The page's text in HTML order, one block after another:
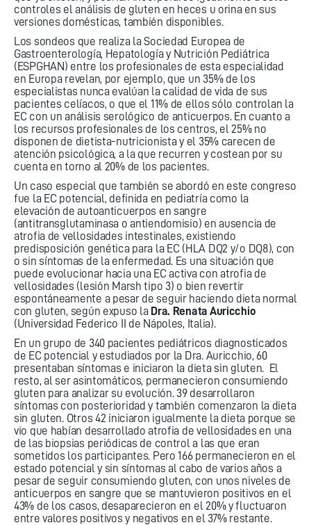
controles el análisis de gluten en heces u orina en sus
versiones domésticas, también disponibles.
Los sondeos que realiza la Sociedad Europea de
Gastroenterología, Hepatología y Nutrición Pediátrica
(ESPGHAN) entre los profesionales de esta especialidad
en Europa revelan, por ejemplo, que un 35% de los
especialistas nunca evalúan la calidad de vida de sus
pacientes celíacos, o que el 11% de ellos sólo controlan la
EC con un análisis serológico de anticuerpos. En cuanto a
los recursos profesionales de los centros, el 25% no
disponen de dietista-nutricionista y el 35% carecen de
atención psicológica, a la que recurren y costean por su
cuenta en torno al 20% de los pacientes.
Un caso especial que también se abordó en este congreso
fue la EC potencial, definida en pediatría como la
elevación de autoanticuerpos en sangre
(antitransglutaminasa o antiendomisio) en ausencia de
atrofia de vellosidades intestinales, existiendo
predisposición genética para la EC (HLA DQ2 y/o DQ8), con
o sin síntomas de la enfermedad. Es una situación que
puede evolucionar hacia una EC activa con atrofia de
vellosidades (lesión Marsh tipo 3) o bien revertir
espontáneamente a pesar de seguir haciendo dieta normal
con gluten, según expuso la Dra. Renata Auricchio
(Universidad Federico II de Nápoles, Italia).
En un grupo de 340 pacientes pediátricos diagnosticados
de EC potencial y estudiados por la Dra. Auricchio, 60
presentaban síntomas e iniciaron la dieta sin gluten. El
resto, al ser asintomáticos, permanecieron consumiendo
gluten para analizar su evolución. 39 desarrollaron
síntomas con posterioridad y también comenzaron la dieta
sin gluten. Otros 42 iniciaron igualmente la dieta porque se
vio que habían desarrollado atrofia de vellosidades en una
de las biopsias periódicas de control a las que eran
sometidos los participantes. Pero 166 permanecieron en el
estado potencial y sin síntomas al cabo de varios años a
pesar de seguir consumiendo gluten, con unos niveles de
anticuerpos en sangre que se mantuvieron positivos en el
43% de los casos, desaparecieron en el 20% y fluctuaron
entre valores positivos y negativos en el 37% restante.